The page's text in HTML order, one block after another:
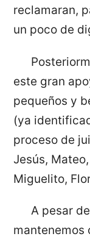
reclamaran,
un poco de
este gran
pequeños y
(ya
proceso de
Jesús,
Miguelito,
A pesar
mantenemos